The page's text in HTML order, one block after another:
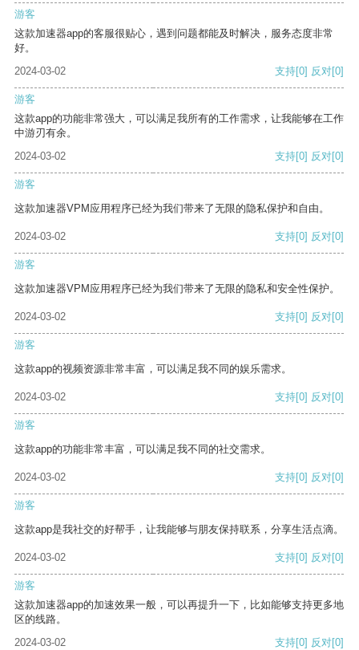
游客
这款加速器app的客服很贴心，遇到问题都能及时解决，服务态度非常
好。
2024-03-02
支持[0] 反对[0]
游客
这款app的功能非常强大，可以满足我所有的工作需求，让我能够在工作
中游刃有余。
2024-03-02
支持[0] 反对[0]
游客
这款加速器VPM应用程序已经为我们带来了无限的隐私保护和自由。
2024-03-02 支持[0] 反对[0]
游客
这款加速器VPM应用程序已经为我们带来了无限的隐私和安全性保护。
2024-03-02 支持[0] 反对[0]
游客
这款app的视频资源非常丰富，可以满足我不同的娱乐需求。
2024-03-02 支持[0] 反对[0]
游客
这款app的功能非常丰富，可以满足我不同的社交需求。
2024-03-02 支持[0] 反对[0]
游客
这款app是我社交的好帮手，让我能够与朋友保持联系，分享生活点滴。
2024-03-02 支持[0] 反对[0]
游客
这款加速器app的加速效果一般，可以再提升一下，比如能够支持更多地
区的线路。
2024-03-02
支持[0] 反对[0]